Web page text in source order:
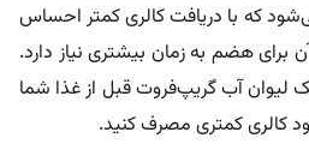
که با دریافت کالری کمتر احساس
برای هضم به زمان بیشتری نیاز دارد.
آب گریپ‌فروت قبل از غذا شما
کالری کمتری مصرف کنید.